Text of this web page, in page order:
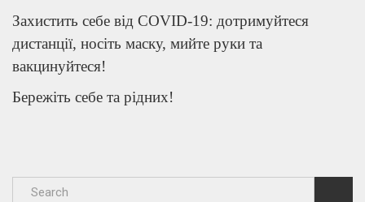
Захистить себе від COVID-19: дотримуйтеся
дистанції, носіть маску, мийте руки та
вакцинуйтеся!
Бережіть себе та рідних!